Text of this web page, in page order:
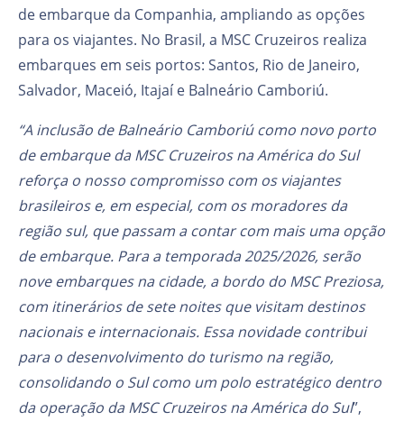
de embarque da Companhia, ampliando as opções
para os viajantes. No Brasil, a MSC Cruzeiros realiza
embarques em seis portos: Santos, Rio de Janeiro,
Salvador, Maceió, Itajaí e Balneário Camboriú.
“A inclusão de Balneário Camboriú como novo porto
de embarque da MSC Cruzeiros na América do Sul
reforça o nosso compromisso com os viajantes
brasileiros e, em especial, com os moradores da
região sul, que passam a contar com mais uma opção
de embarque. Para a temporada 2025/2026, serão
nove embarques na cidade, a bordo do MSC Preziosa,
com itinerários de sete noites que visitam destinos
nacionais e internacionais. Essa novidade contribui
para o desenvolvimento do turismo na região,
consolidando o Sul como um polo estratégico dentro
da operação da MSC Cruzeiros na América do Sul”,